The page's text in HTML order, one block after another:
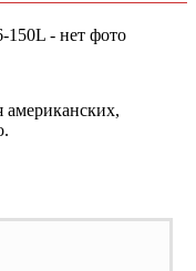
американских,